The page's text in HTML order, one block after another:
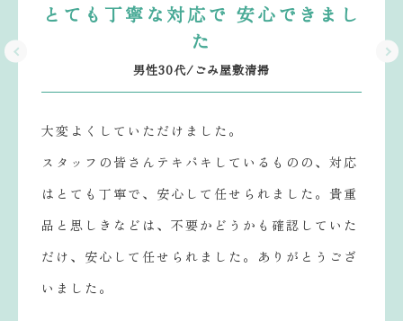
とても丁寧な対応で 安心できまし
た
男性30代/ごみ屋敷清掃
大変よくしていただけました。
スタッフの皆さんテキパキしているものの、対応
はとても丁寧で、安心して任せられました。貴重
品と思しきなどは、不要かどうかも確認していた
だけ、安心して任せられました。ありがとうござ
いました。